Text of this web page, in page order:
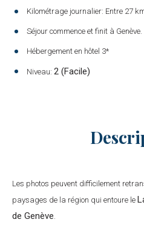
Kilométrage journalier: Entre 27
Séjour commence et finit à Genève.
Hébergement en hôtel 3*
Niveau: 2 (Facile)
Les photos peuvent difficilement
paysages de la région qui entoure le
de Genève